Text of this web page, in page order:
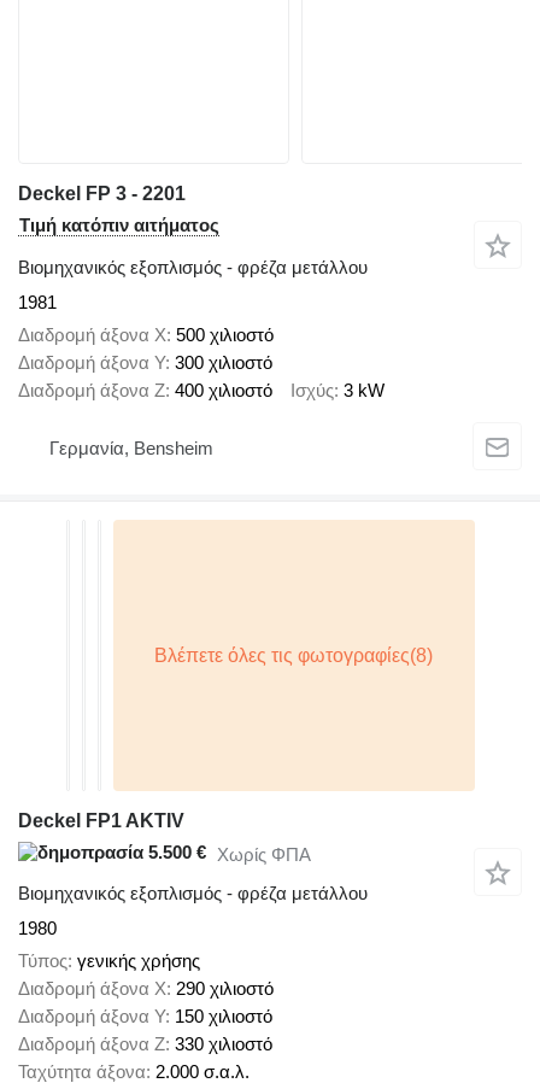
Deckel FP 3 - 2201
Τιμή κατόπιν αιτήματος
Βιομηχανικός εξοπλισμός - φρέζα μετάλλου
1981
Διαδρομή άξονα X 500 χιλιοστό
Διαδρομή άξονα Y 300 χιλιοστό
Διαδρομή άξονα Z 400 χιλιοστό Ισχύς 3 kW
Γερμανία, Bensheim
Deckel FP1 AKTIV
5.500 € Χωρίς ΦΠΑ
Βιομηχανικός εξοπλισμός - φρέζα μετάλλου
1980
Τύπος γενικής χρήσης
Διαδρομή άξονα X 290 χιλιοστό
Διαδρομή άξονα Y 150 χιλιοστό
Διαδρομή άξονα Z 330 χιλιοστό
Ταχύτητα άξονα 2.000 σ.α.λ.